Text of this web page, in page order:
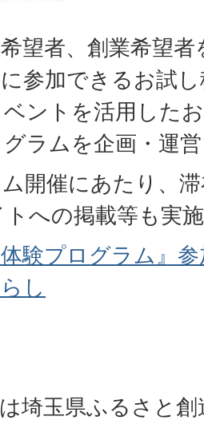
望者、創業希望
参加できるお試
ントを活用した
ラムを企画・運
開催にあたり、
への掲載等も実
体験プログラム』
し
埼玉県ふるさと